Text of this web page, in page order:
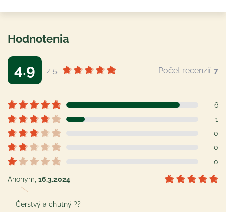
Hodnotenia
4.9 z 5 Počet recenzií: 7
6
1
0
0
0
Anonym 16.3.2024
Čerstvý a chutný ??